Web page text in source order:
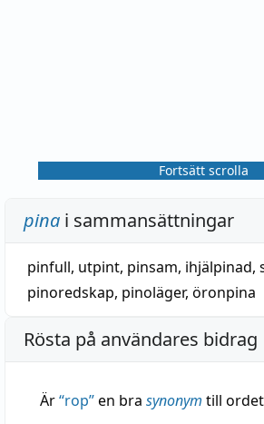
Fortsätt scrolla
pina i sammansättningar
pinfull, utpint, pinsam, ihjälpinad,
pinoredskap, pinoläger, öronpina
Rösta på användares bidrag
Är“rop”en bra synonym till ordet